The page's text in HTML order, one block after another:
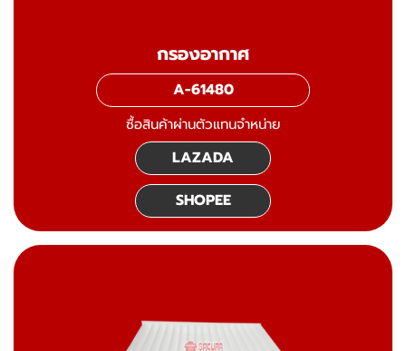
กรองอากาศ
A-61480
ซื้อสินค้าผ่านตัวแทนจำหน่าย
LAZADA
SHOPEE